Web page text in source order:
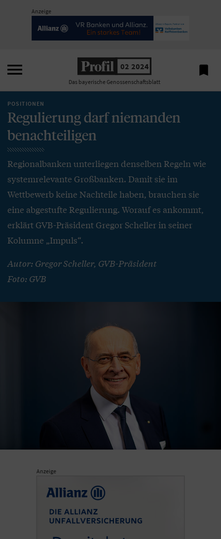
Anzeige
 02 2024
Das bayerische Genossenschaftsblatt

POSITIONEN
Regulierung darf niemanden
benachteiligen
Regionalbanken unterliegen denselben Regeln wie
systemrelevante Großbanken. Damit sie im
Wettbewerb keine Nachteile haben, brauchen sie
eine abgestufte Regulierung. Worauf es ankommt,
erklärt GVB-Präsident Gregor Scheller in seiner
Kolumne „Impuls“.
Autor: Gregor Scheller, GVB-Präsident
Foto: GVB
Anzeige